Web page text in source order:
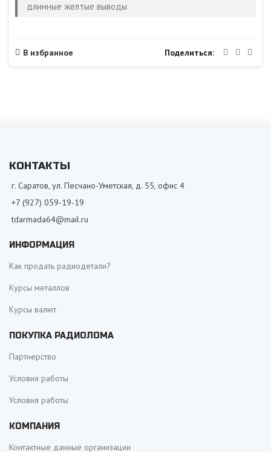
длинные желтые выводы
В избранное Поделиться
КОНТАКТЫ
г. Саратов, ул. Песчано-Уметская, д. 55, офис 4
+7 (927) 059-19-19
tdarmada64@mail.ru
ИНФОРМАЦИЯ
Как продать радиодетали?
Курсы металлов
Курсы валют
ПОКУПКА РАДИОЛОМА
Партнерство
Условия работы
Условия работы
КОМПАНИЯ
Контактные данные организации